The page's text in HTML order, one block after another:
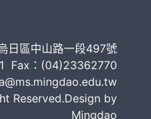
日區中山路一段497號
Fax：(04)23362770
Reserved.Design by
Mingdao